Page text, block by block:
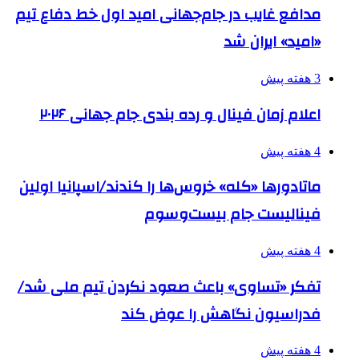
مدافع غایب در جام‌جهانی امید اول خط دفاع تیم
«امید» ایران شد
3 هفته پیش
اعلام زمان فینال و رده بندی جام جهانی ۲۰۲۶
4 هفته پیش
ماتادورها «کله» خروس‌ها را کندند/اسپانیا اولین
فینالیست جام بیست‌وسوم
4 هفته پیش
تفکر «تساوی» باعث صعود نکردن تیم ملی شد/
فدراسیون نگاهش را عوض کند
4 هفته پیش